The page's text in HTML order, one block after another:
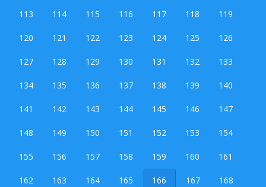
113 114 115 116 117 118 119
120 121 122 123 124 125 126
127 128 129 130 131 132 133
134 135 136 137 138 139 140
141 142 143 144 145 146 147
148 149 150 151 152 153 154
155 156 157 158 159 160 161
162 163 164 165 166 167 168